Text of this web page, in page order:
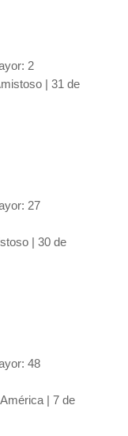
2
| 31 de
27
| 30 de
48
| 7 de